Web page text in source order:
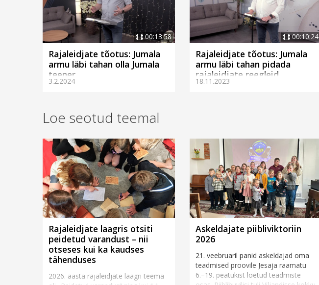
00:13:58
Rajaleidjate tõotus: Jumala
armu läbi tahan olla Jumala
teener
3.2.2024
00:10:24
Rajaleidjate tõotus: Jumala
armu läbi tahan pidada
rajaleidjate reegleid
18.11.2023
Loe seotud teemal
Rajaleidjate laagris otsiti
peidetud varandust – nii
otseses kui ka kaudses
tähenduses
2026. aasta rajaleidjate laagri teema
Askeldajate piibliviktoriin
2026
21. veebruaril panid askeldajad oma
teadmised proovile Jesaja raamatu
6.–19. peatükist loetud teadmiste